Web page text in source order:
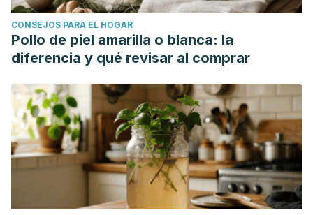
Body Composition in Postmenopausal Women with Excess
Weight: A Double-blind Randomized Placebo-controlled
Trial. J Menopausal Med. 2017 Dec;23(3):166-171.
Saldeen P, Saldeen T. Women and omega-3 Fatty acids.
Obstet Gynecol Surv. 2004 Oct;59(10):722-30; quiz 745-6.
Shah MZUH, Shrivastava VK. Turmeric extract alleviates
endocrine-metabolic disturbances in letrozole-induced
PCOS by increasing adiponectin circulation: A comparison
with Metformin. Metabol Open. 2021 Dec 20;13:100160.
Simopoulos AP. The importance of the ratio of omega-
6/omega-3 essential fatty acids. Biomed Pharmacother.
CONSEJOS PARA EL HOGAR
Pollo de piel amarilla o blanca: la
diferencia y qué revisar al comprar